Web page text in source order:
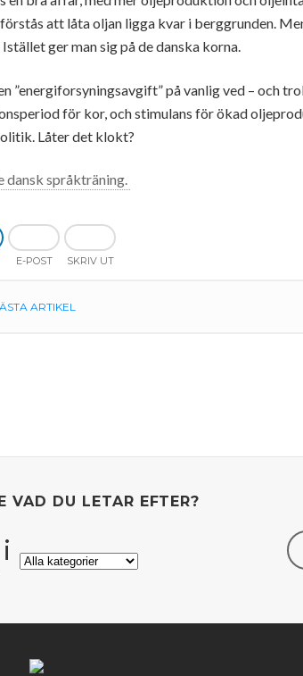
att låta oljan ligga kvar i berggrunden.
ger man sig på de danska korna.
”energiforsyningsavgift” på vanlig ved – och
för kor, och stimulans för ökad
Låter det klokt?
dansk språkträning.
E-POST SKRIV UT
ARTIKEL
VAD DU LETAR EFTER?
i